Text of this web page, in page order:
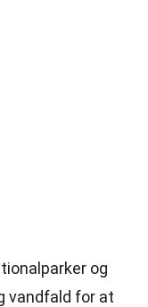
og
vandfald for at